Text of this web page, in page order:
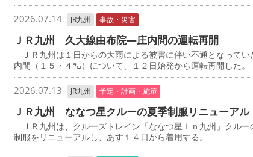
2026.07.14 JR九州 事故・災害
ＪＲ九州 久大線由布院―庄内間の運転再開
ＪＲ九州は１日からの大雨による被害に伴い不通となって
内間（１５・４㌔）について、１２日始発から運転再開した。
2026.07.13 JR九州 予定・計画・施策
ＪＲ九州 ななつ星クルーの夏季制服リニューアル
ＪＲ九州は、クルーズトレイン「ななつ星ｉｎ九州」クルー
制服をリニューアルし、あす１４日から着用する。